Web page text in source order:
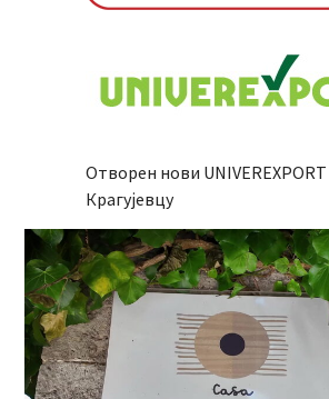
Отворен нови UNIVEREXPORT
Крагујевцу